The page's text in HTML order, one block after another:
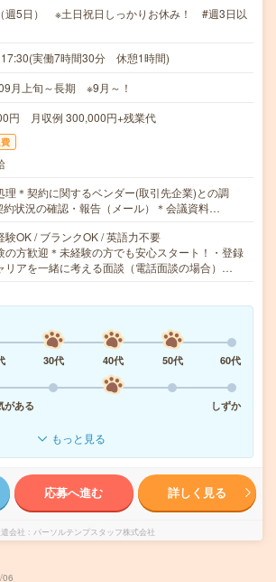
週5日） ※土日祝日しっかりお休み！ #週3日以
実働7時間30分 休憩1時間)
月上旬～長期 ※9月～！
円 月収例 300,000円+残業代
理＊契約に関するベンダー(取引先企業)との調
状況の確認・報告（メール）＊会議資料…
験OK / ブランクOK / 英語力不要
の方歓迎＊未経験の方でも安心スタート！・登録
リアを一緒に考える面談（電話面談の場合）…
30代 40代 50代
60代
がある
しずか
もっと見る
応募へ進む 詳しく見る
会社 パーソルテンプスタッフ株式会社
06